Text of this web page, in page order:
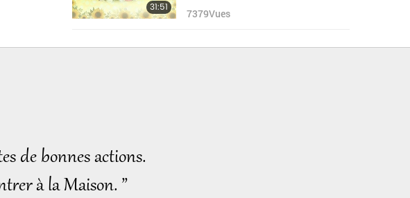
31:51
7379Vues
de bonnes actions.
à la Maison. ”